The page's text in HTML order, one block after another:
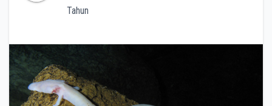
Tahun